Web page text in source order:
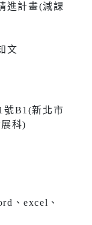
進計畫(減課
文
號B1(新北市
科)
、excel、